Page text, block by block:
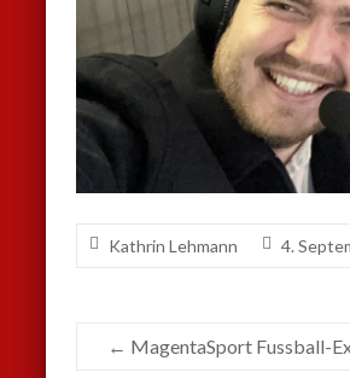
Kathrin Lehmann 4.
← MagentaSport Fussball-